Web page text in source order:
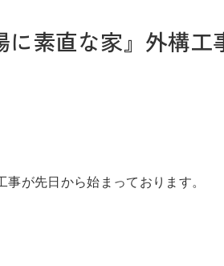
素直な家』外構工
が先日から始まっております。